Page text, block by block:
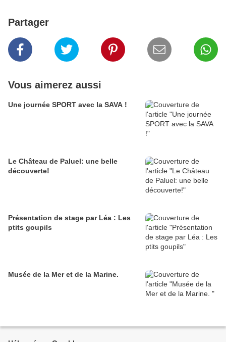
Partager
Vous aimerez aussi
Une journée SPORT avec la SAVA !
Le Château de Paluel: une belle
découverte!
Présentation de stage par Léa : Les
ptits goupils
Musée de la Mer et de la Marine.